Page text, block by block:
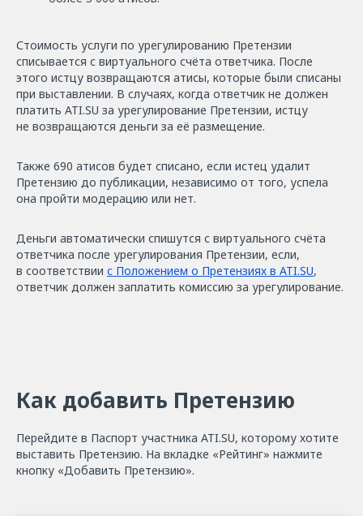
Стоимость услуги по урегулированию Претензии
списывается с виртуального счёта ответчика. После
этого истцу возвращаются атисы, которые были списаны
при выставлении. В случаях, когда ответчик не должен
платить ATI.SU за урегулирование Претензии, истцу
не возвращаются деньги за её размещение.
Также 690 атисов будет списано, если истец удалит
Претензию до публикации, независимо от того, успела
она пройти модерацию или нет.
Деньги автоматически спишутся с виртуального счёта
ответчика после урегулирования Претензии, если,
в соответствии с Положением о Претензиях в ATI.SU,
ответчик должен заплатить комиссию за урегулирование.
Как добавить Претензию
Перейдите в Паспорт участника ATI.SU, которому хотите
выставить Претензию. На вкладке «Рейтинг» нажмите
кнопку «Добавить Претензию».